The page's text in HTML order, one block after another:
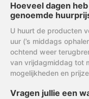
Hoeveel dagen
genoemde
U huurt de producten
uur (’s middags
ochtend weer
van vrijdagmiddag tot
mogelijkheden en
Vragen jullie een